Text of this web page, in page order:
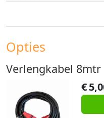
Opties
Verlengkabel 8mtr
€